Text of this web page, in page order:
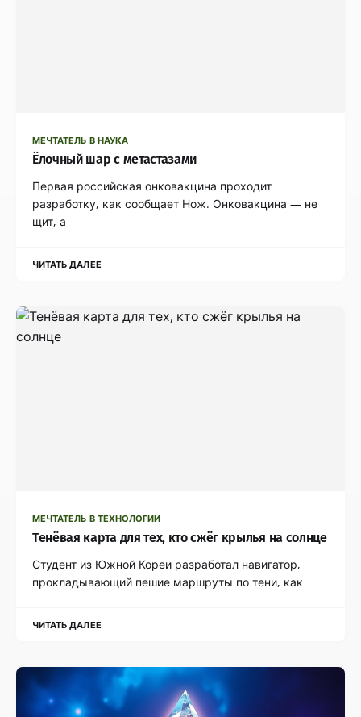
МЕЧТАТЕЛЬ В НАУКА
Ёлочный шар с метастазами
Первая российская онковакцина проходит
разработку, как сообщает Нож. Онковакцина — не
щит, а
ЧИТАТЬ ДАЛЕЕ
МЕЧТАТЕЛЬ В ТЕХНОЛОГИИ
Тенёвая карта для тех, кто сжёг крылья на солнце
Студент из Южной Кореи разработал навигатор,
прокладывающий пешие маршруты по тени, как
ЧИТАТЬ ДАЛЕЕ